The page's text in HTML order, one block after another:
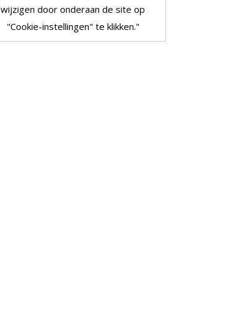
wijzigen door onderaan de site op
"Cookie-instellingen" te klikken."